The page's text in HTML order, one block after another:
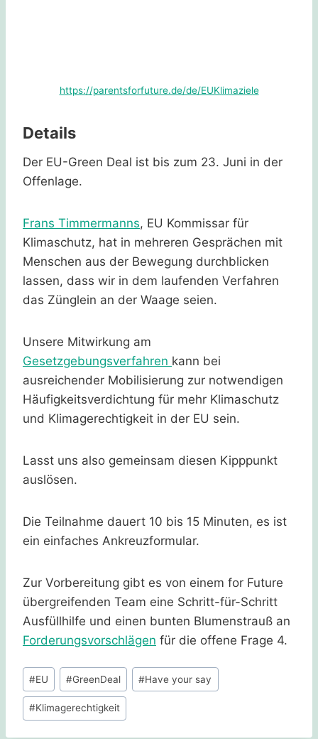
https://parentsforfuture.de/de/EUKlimaziele
Details
Der EU-Green Deal ist bis zum 23. Juni in der
Offenlage.
Frans Timmermanns, EU Kommissar für
Klimaschutz, hat in mehreren Gesprächen mit
Menschen aus der Bewegung durchblicken
lassen, dass wir in dem laufenden Verfahren
das Zünglein an der Waage seien.
Unsere Mitwirkung am
Gesetzgebungsverfahren kann bei
ausreichender Mobilisierung zur notwendigen
Häufigkeitsverdichtung für mehr Klimaschutz
und Klimagerechtigkeit in der EU sein.
Lasst uns also gemeinsam diesen Kipppunkt
auslösen.
Die Teilnahme dauert 10 bis 15 Minuten, es ist
ein einfaches Ankreuzformular.
Zur Vorbereitung gibt es von einem for Future
übergreifenden Team eine Schritt-für-Schritt
Ausfüllhilfe und einen bunten Blumenstrauß an
Forderungsvorschlägen für die offene Frage 4.
Schlagworte:
#EU #GreenDeal #Have your say
#Klimagerechtigkeit